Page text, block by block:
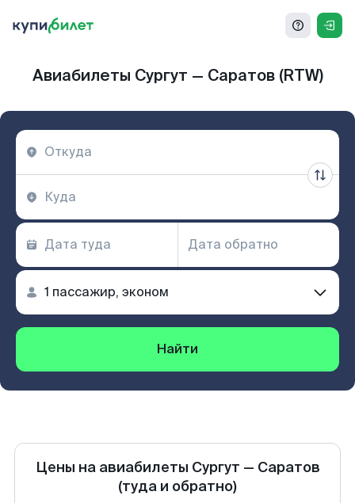
Авиабилеты Сургут — Саратов (RTW)
Найти
Цены на авиабилеты Сургут — Саратов
(туда и обратно)